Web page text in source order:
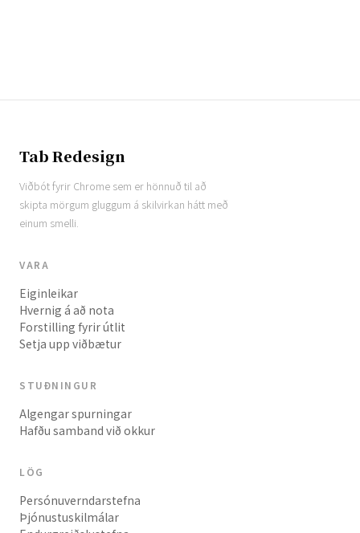
Tab Redesign
Viðbót fyrir Chrome sem er hönnuð til að
skipta mörgum gluggum á skilvirkan hátt með
einum smelli.
VARA
Eiginleikar
Hvernig á að nota
Forstilling fyrir útlit
Setja upp viðbætur
STUÐNINGUR
Algengar spurningar
Hafðu samband við okkur
LÖG
Persónuverndarstefna
Þjónustuskilmálar